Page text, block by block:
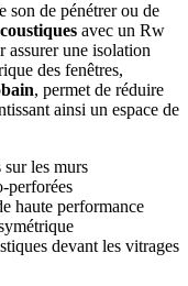
son de pénétrer ou de
avec un Rw
assurer une isolation
des fenêtres,
, permet de réduire
ainsi un espace de
les murs
perforées
haute performance
devant les vitrages